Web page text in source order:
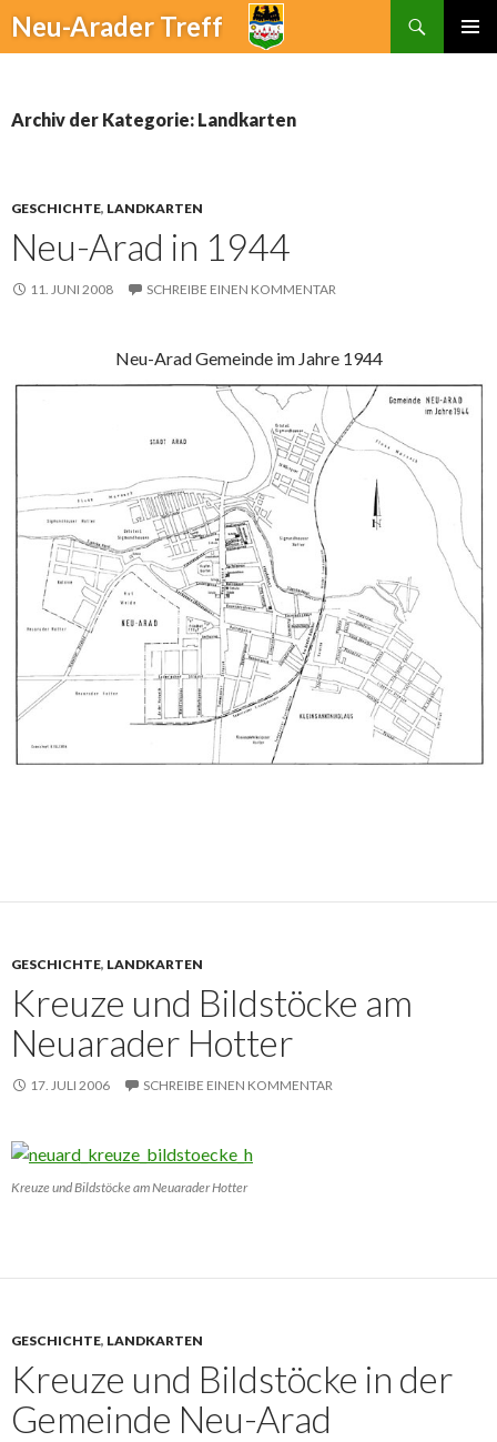
Neu-Arader Treff
Suchen
Archiv der Kategorie: Landkarten
GESCHICHTE, LANDKARTEN
Neu-Arad in 1944
11. JUNI 2008 SCHREIBE EINEN KOMMENTAR
Neu-Arad Gemeinde im Jahre 1944
GESCHICHTE, LANDKARTEN
Kreuze und Bildstöcke am
Neuarader Hotter
17. JULI 2006 SCHREIBE EINEN KOMMENTAR
Kreuze und Bildstöcke am Neuarader Hotter
GESCHICHTE, LANDKARTEN
Kreuze und Bildstöcke in der
Gemeinde Neu-Arad